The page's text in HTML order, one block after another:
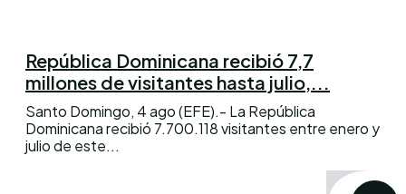
República Dominicana recibió 7,7
millones de visitantes hasta julio,...
Santo Domingo, 4 ago (EFE).- La República
Dominicana recibió 7.700.118 visitantes entre enero y
julio de este...